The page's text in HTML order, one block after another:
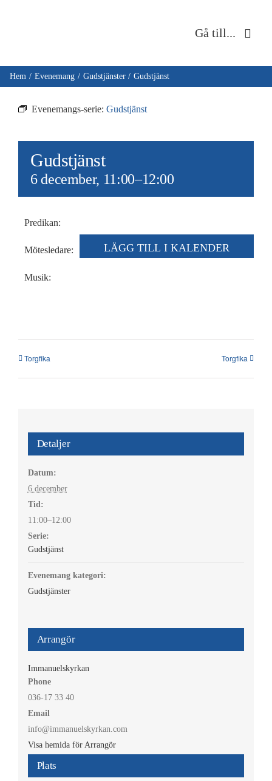
Gå till...
Hem
Om oss
Musik & kultur
Barn & unga
Nyheter
SÖK
Hem Evenemang Gudstjänster Gudstjänst
Evenemangs-serie: Gudstjänst
Gudstjänst
6 december, 11:00–12:00
Predikan:
Mötesledare:
Musik:
LÄGG TILL I KALENDER
Torgfika Torgfika
Detaljer
Datum:
6 december
Tid:
11:00–12:00
Serie:
Gudstjänst
Evenemang kategori:
Gudstjänster
Plats
Arrangör
Immanuelskyrkan
Phone
036-17 33 40
Email
info@immanuelskyrkan.com
Visa hemida för Arrangör